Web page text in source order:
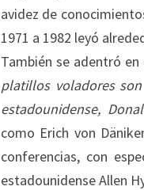
avidez de
1971 a 1982 leyó
También se adentró
platillos voladores
estadounidense,
como Erich von
conferencias, con
estadounidense Allen